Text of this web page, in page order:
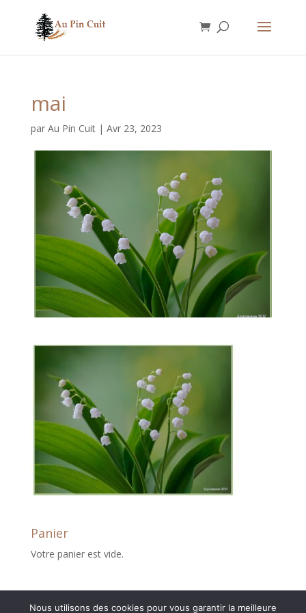
mai
par Au Pin Cuit| Avr 23, 2023
Panier
Votre panier est vide.
Nous utilisons des cookies pour vous garantir la meilleure